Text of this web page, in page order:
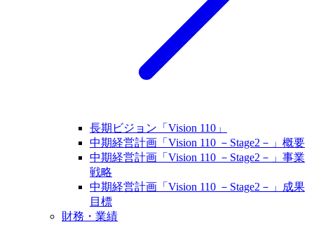
長期ビジョン「Vision 110」
中期経営計画「Vision 110 －Stage2－」概要
中期経営計画「Vision 110 －Stage2－」事業
戦略
中期経営計画「Vision 110 －Stage2－」成果
目標
財務・業績